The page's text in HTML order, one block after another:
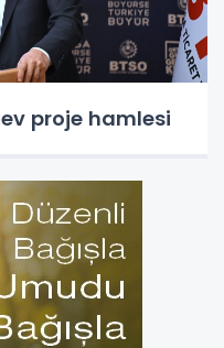
proje hamlesi